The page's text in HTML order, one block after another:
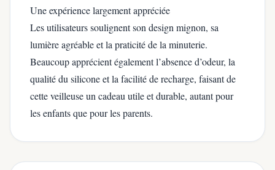
Une expérience largement appréciée
Les utilisateurs soulignent son design mignon, sa
lumière agréable et la praticité de la minuterie.
Beaucoup apprécient également l’absence d’odeur, la
qualité du silicone et la facilité de recharge, faisant de
cette veilleuse un cadeau utile et durable, autant pour
les enfants que pour les parents.